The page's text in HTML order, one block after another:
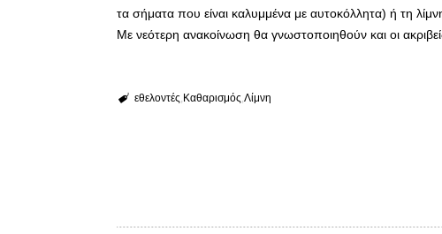
τα σήματα που είναι καλυμμένα με αυτοκόλλητα) ή τη
Με νεότερη ανακοίνωση θα γνωστοποιηθούν και οι
εθελοντές Καθαρισμός Λίμνη